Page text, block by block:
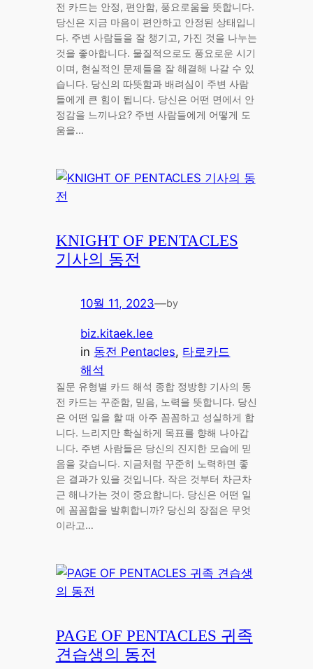
전 카드는 안정, 편안함, 풍요로움을 뜻합니다.
당신은 지금 마음이 편안하고 안정된 상태입니
다. 주변 사람들을 잘 챙기고, 가진 것을 나누는
것을 좋아합니다. 물질적으로도 풍요로운 시기
이며, 현실적인 문제들을 잘 해결해 나갈 수 있
습니다. 당신의 따뜻함과 배려심이 주변 사람
들에게 큰 힘이 됩니다. 당신은 어떤 면에서 안
정감을 느끼나요? 주변 사람들에게 어떻게 도
움을…
KNIGHT OF PENTACLES
기사의 동전
10월 11, 2023—by
biz.kitaek.lee
in 동전 Pentacles, 타로카드
해석
질문 유형별 카드 해석 종합 정방향 기사의 동
전 카드는 꾸준함, 믿음, 노력을 뜻합니다. 당신
은 어떤 일을 할 때 아주 꼼꼼하고 성실하게 합
니다. 느리지만 확실하게 목표를 향해 나아갑
니다. 주변 사람들은 당신의 진지한 모습에 믿
음을 갖습니다. 지금처럼 꾸준히 노력하면 좋
은 결과가 있을 것입니다. 작은 것부터 차근차
근 해나가는 것이 중요합니다. 당신은 어떤 일
에 꼼꼼함을 발휘합니까? 당신의 장점은 무엇
이라고…
PAGE OF PENTACLES 귀족
견습생의 동전